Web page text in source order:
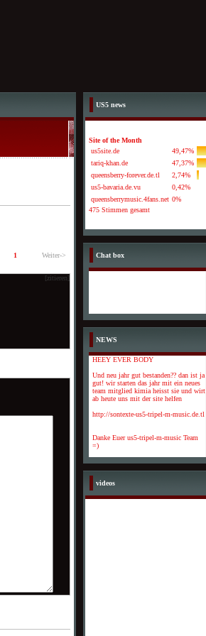
1 Weiter->
[zitieren]
US5 news
Site of the Month
us5site.de
49,47%
tariq-khan.de
47,37%
queensberry-forever.de.tl
2,74%
us5-bavaria.de.vu
0,42%
queensberrymusic.4fans.net 0%
475 Stimmen gesamt
Chat box
NEWS
HEEY EVER BODY
Und neu jahr gut bestanden?? dan ist ja
gut! wir starten das jahr mit ein neues
team mitglied kimia heisst sie und wirt
ab heute uns mit der site helfen
http://sontexte-us5-tripel-m-music.de.tl
Danke Euer us5-tripel-m-music Team
=)
videos